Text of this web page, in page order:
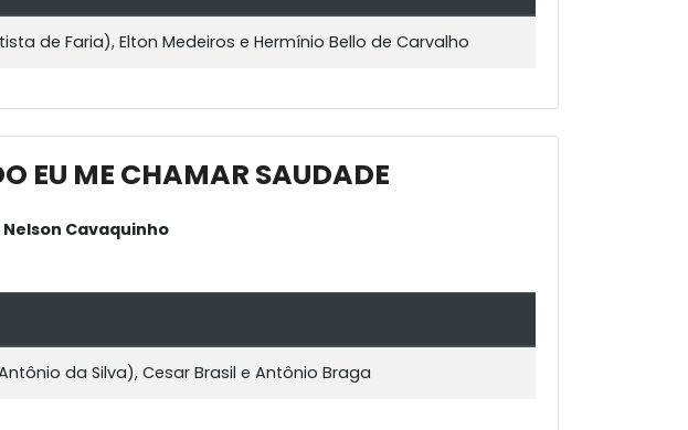
de Faria), Elton Medeiros e Hermínio Bello de Carvalho
EU ME CHAMAR SAUDADE
Cavaquinho
da Silva), Cesar Brasil e Antônio Braga